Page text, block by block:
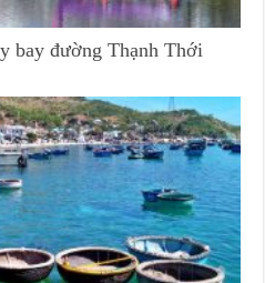
bay đường Thạnh Thới